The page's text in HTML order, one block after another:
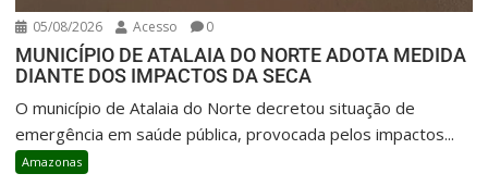
05/08/2026 Acesso 0
MUNICÍPIO DE ATALAIA DO NORTE ADOTA MEDIDA
DIANTE DOS IMPACTOS DA SECA
O município de Atalaia do Norte decretou situação de
emergência em saúde pública, provocada pelos impactos...
Amazonas